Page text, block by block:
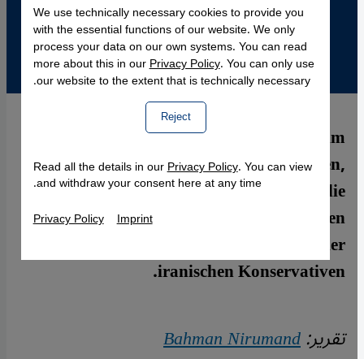
Mit seiner Kompromisslosigkeit im
Atomstreit und seinen populistischen,
radikalislamischen Ausfällen wächst die
Kritik an der Außenpolitik des iranischen
Präsidenten – auch in den Reihen der
iranischen Konservativen.
تقرير:Bahman Nirumand
We use technically necessary cookies to provide you
with the essential functions of our website. We only
process your data on our own systems. You can read
more about this in ourPrivacy Policy. You can only use
our website to the extent that is technically necessary.
Reject
Read all the details in ourPrivacy Policy. You can view
and withdraw your consent here at any time.
Privacy Policy Imprint